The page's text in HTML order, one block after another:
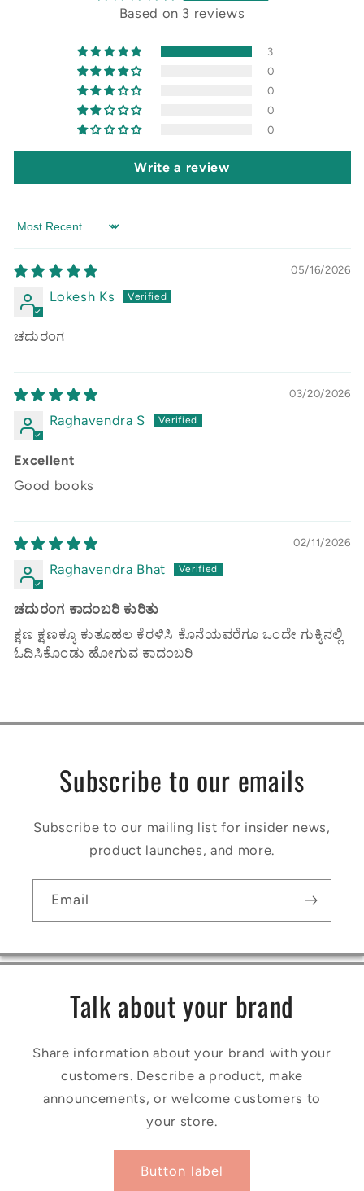
Based on 3 reviews
3
0
0
0
0
Write a review
Sort by
05/16/2026
Lokesh Ks
ಚದುರಂಗ
03/20/2026
Raghavendra S
Excellent
Good books
02/11/2026
Raghavendra Bhat
ಚದುರಂಗ ಕಾದಂಬರಿ ಕುರಿತು
ಕ್ಷಣ ಕ್ಷಣಕ್ಕೂ ಕುತೂಹಲ ಕೆರಳಿಸಿ ಕೊನೆಯವರೆಗೂ ಒಂದೇ ಗುಕ್ಕಿನಲ್ಲಿ
ಓದಿಸಿಕೊಂಡು ಹೋಗುವ ಕಾದಂಬರಿ
Subscribe to our emails
Subscribe to our mailing list for insider news,
product launches, and more.
Email
Talk about your brand
Share information about your brand with your
customers. Describe a product, make
announcements, or welcome customers to
your store.
Button label